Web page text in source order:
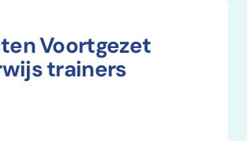
Voortgezet
trainers